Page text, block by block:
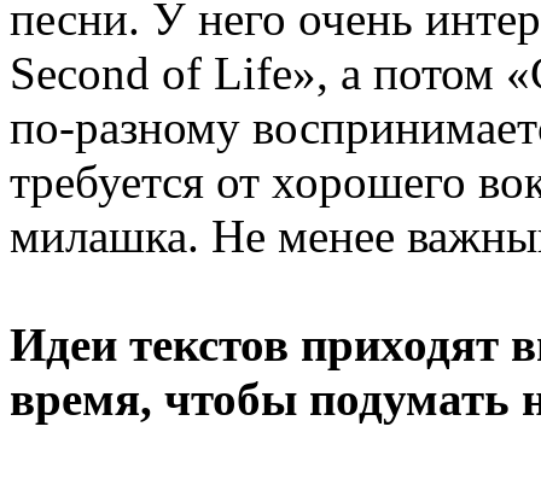
песни. У него очень
Second of Life», а потом
по-разному
требуется от хорошего
милашка. Не менее
Идеи текстов приходят
время, чтобы подумать